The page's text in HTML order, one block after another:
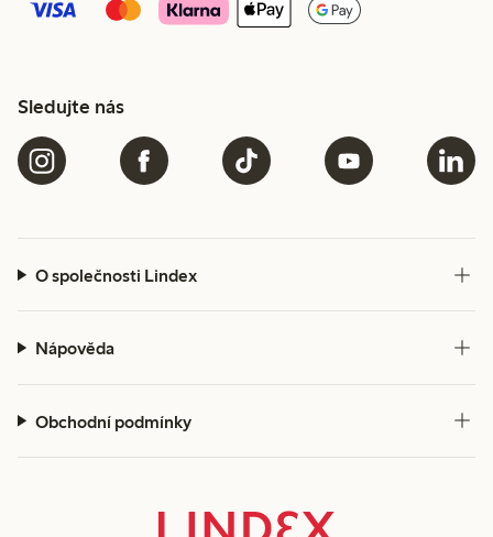
Sledujte nás
O společnosti Lindex
Nápověda
Obchodní podmínky